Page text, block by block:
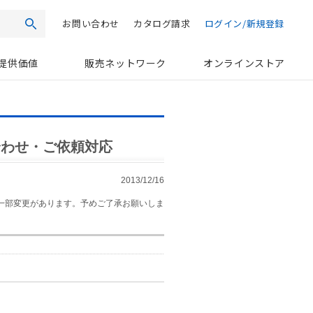
お問い合わせ カタログ請求 ログイン/新規登録
供価値 販売ネットワーク オンラインストア
せ・ご依頼対応
2013/12/16
変更があります。予めご了承お願いしま